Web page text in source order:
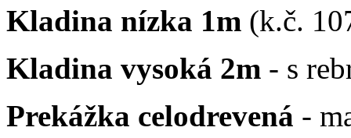
Kladina nízka 1m (k.č.
Kladina vysoká 2m - s
Prekážka celodrevená -